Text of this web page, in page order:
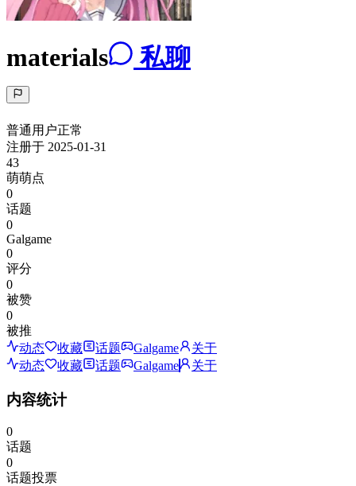
materials 私聊
普通用户正常
注册于 2025-01-31
43
萌萌点
0
话题
0
Galgame
0
评分
0
被赞
0
被推
动态
收藏 话题 Galgame
关于
动态
收藏 话题 Galgame 关于
内容统计
0
话题
0
话题投票